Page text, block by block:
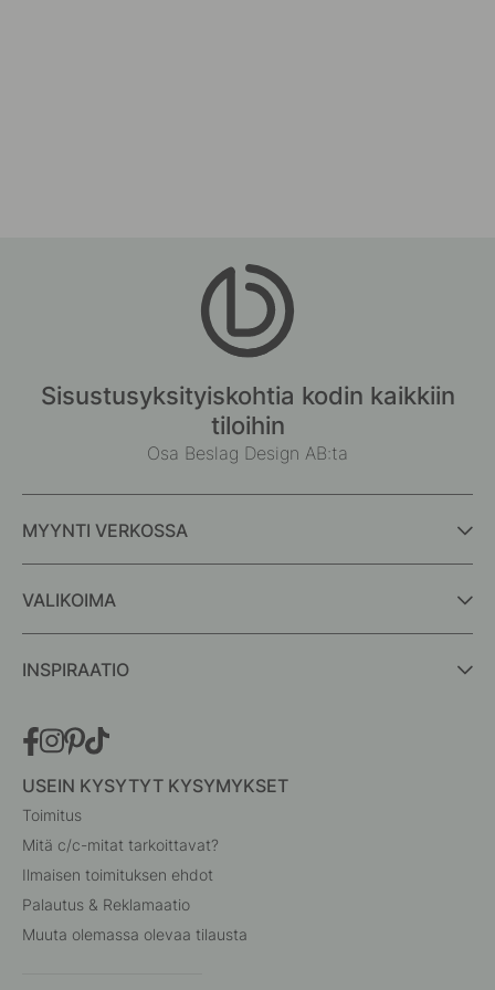
Sisustusyksityiskohtia kodin kaikkiin
tiloihin
Osa Beslag Design AB:ta
MYYNTI VERKOSSA
VALIKOIMA
INSPIRAATIO
USEIN KYSYTYT KYSYMYKSET
Toimitus
Mitä c/c-mitat tarkoittavat?
Ilmaisen toimituksen ehdot
Palautus & Reklamaatio
Muuta olemassa olevaa tilausta